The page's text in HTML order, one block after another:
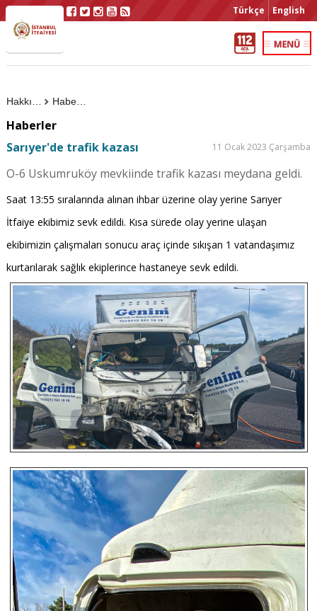
Türkçe English
Haberler
Haberler
Sarıyer'de trafik kazası
11 Ocak 2023 Çarşamba
O-6 Uskumruköy mevkiinde trafik kazası meydana geldi.
Saat 13:55 sıralarında alınan ihbar üzerine olay yerine Sarıyer
İtfaiye ekibimiz sevk edildi. Kısa sürede olay yerine ulaşan
ekibimizin çalışmaları sonucu araç içinde sıkışan 1 vatandaşımız
kurtarılarak sağlık ekiplerince hastaneye sevk edildi.